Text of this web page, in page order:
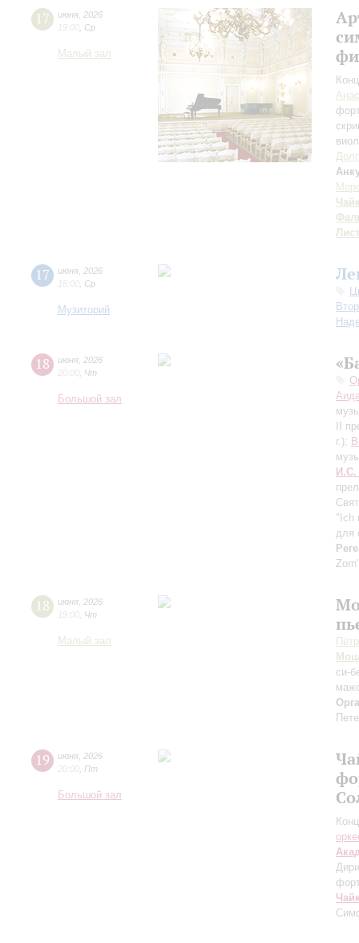
17 июня 2026
19:00 Ср
Малый зал
Лист
17 июня 2026
18:00 Ср
Музиторий
18 июня 2026
20:00 Чт
Большой зал
II
г.);
И.С.
"Ich
для
18 июня 2026
19:00 Чт
Малый зал
си-
19 июня 2026
20:00 Пт
Большой зал